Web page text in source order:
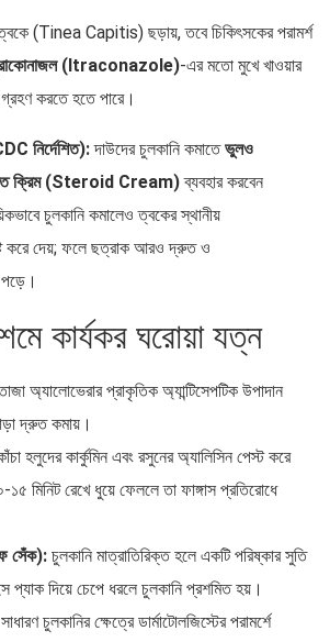
ত্বকে (Tinea Capitis) ছড়ায়, তবে চিকিৎসকের পরামর্শ
(Itraconazole)-এর মতো মুখে খাওয়ার
করতে হতে পারে।
নির্দেশিত):দাউদের চুলকানি কমাতেভুলও
ক্রিম (Steroid Cream)ব্যবহার করবেন
চুলকানি কমালেও ত্বকের স্থানীয়
করে দেয়; ফলে ছত্রাক আরও দ্রুত ও
পড়ে।
কার্যকর ঘরোয়া যত্ন
অ্যালোভেরার প্রাকৃতিক অ্যান্টিসেপটিক উপাদান
দ্রুত কমায়।
হলুদের কার্কুমিন এবং রসুনের অ্যালিসিন পেস্ট করে
মিনিট রেখে ধুয়ে ফেললে তা ফাঙ্গাস প্রতিরোধে
সেঁক): চুলকানি মাত্রাতিরিক্ত হলে একটি পরিষ্কার সুতি
দিয়ে চেপে ধরলে চুলকানি প্রশমিত হয়।
সাধারণ চুলকানির ক্ষেত্রে ডার্মাটোলজিস্টের পরামর্শে